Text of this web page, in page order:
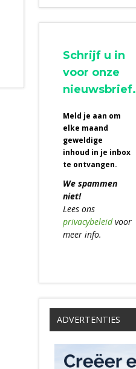
Schrijf u in
voor onze
nieuwsbrief.
Meld je aan om
elke maand
geweldige
inhoud in je inbox
te ontvangen.
We spammen
niet!
Lees ons
privacybeleidvoor
meer info.
ADVERTENTIES